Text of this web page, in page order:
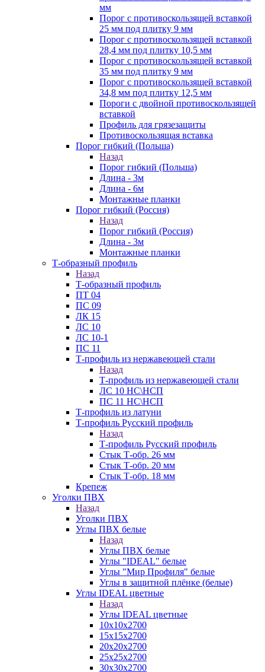
мм
Порог с противоскользящей вставкой
25 мм под плитку 9 мм
Порог с противоскользящей вставкой
28,4 мм под плитку 10,5 мм
Порог с противоскользящей вставкой
35 мм под плитку 9 мм
Порог с противоскользящей вставкой
34,8 мм под плитку 12,5 мм
Пороги с двойной противоскользящей
вставкой
Профиль для грязезащиты
Противоскользящая вставка
Порог гибкий (Польша)
Назад
Порог гибкий (Польша)
Длина - 3м
Длина - 6м
Монтажные планки
Порог гибкий (Россия)
Назад
Порог гибкий (Россия)
Длина - 3м
Монтажные планки
Т-образный профиль
Назад
Т-образный профиль
ПТ 04
ПС 09
ЛК 15
ЛС 10
ЛС 10-1
ПС 11
Т-профиль из нержавеющей стали
Назад
Т-профиль из нержавеющей стали
ЛС 10 НС\НСП
ПС 11 НС\НСП
Т-профиль из латуни
Т-профиль Русский профиль
Назад
Т-профиль Русский профиль
Стык Т-обр. 26 мм
Стык Т-обр. 20 мм
Стык Т-обр. 18 мм
Крепеж
Уголки ПВХ
Назад
Уголки ПВХ
Углы ПВХ белые
Назад
Углы ПВХ белые
Углы "IDEAL" белые
Углы "Мир Профиля" белые
Углы в защитной плёнке (белые)
Углы IDEAL цветные
Назад
Углы IDEAL цветные
10х10х2700
15х15х2700
20х20х2700
25х25х2700
30х30х2700